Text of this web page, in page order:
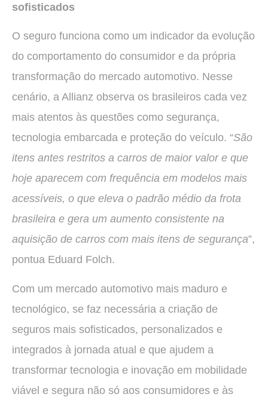
sofisticados
O seguro funciona como um indicador da evolução
do comportamento do consumidor e da própria
transformação do mercado automotivo. Nesse
cenário, a Allianz observa os brasileiros cada vez
mais atentos às questões como segurança,
tecnologia embarcada e proteção do veículo. “São
itens antes restritos a carros de maior valor e que
hoje aparecem com frequência em modelos mais
acessíveis, o que eleva o padrão médio da frota
brasileira e gera um aumento consistente na
aquisição de carros com mais itens de segurança”,
pontua Eduard Folch.
Com um mercado automotivo mais maduro e
tecnológico, se faz necessária a criação de
seguros mais sofisticados, personalizados e
integrados à jornada atual e que ajudem a
transformar tecnologia e inovação em mobilidade
viável e segura não só aos consumidores e às